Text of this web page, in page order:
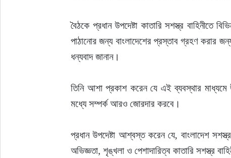
বৈঠকে প্রধান উপদেষ্টা কাতারি সশস্ত্র বাহিনীতে
পাঠানোর জন্য বাংলাদেশের প্রস্তাব গ্রহণ করার
ধন্যবাদ জানান।
তিনি আশা প্রকাশ করেন যে এই ব্যবস্থার
মধ্যে সম্পর্ক আরও জোরদার করবে।
প্রধান উপদেষ্টা আশ্বস্ত করেন যে, বাংলাদেশ
অভিজ্ঞতা, শৃঙ্খলা ও পেশাদারিত্ব কাতারি সশস্ত্র